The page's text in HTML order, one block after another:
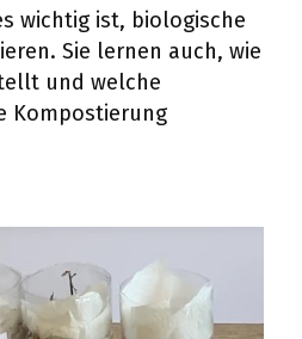
wichtig ist, biologische
Sie lernen auch, wie
und welche
Kompostierung